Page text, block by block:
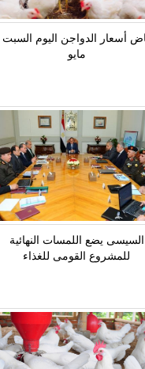
مايو
السيسى يضع اللمسات النهائية
للمشروع القومى للغذاء